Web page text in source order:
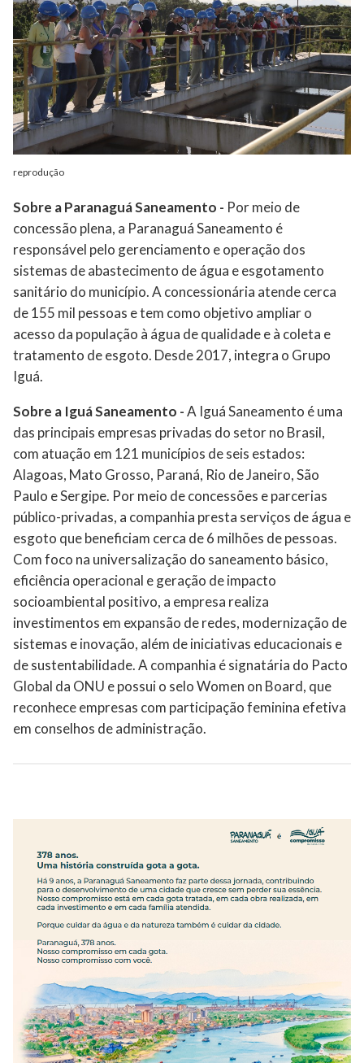
reprodução
Sobre a Paranaguá Saneamento - Por meio de
concessão plena, a Paranaguá Saneamento é
responsável pelo gerenciamento e operação dos
sistemas de abastecimento de água e esgotamento
sanitário do município. A concessionária atende cerca
de 155 mil pessoas e tem como objetivo ampliar o
acesso da população à água de qualidade e à coleta e
tratamento de esgoto. Desde 2017, integra o Grupo
Iguá.
Sobre a Iguá Saneamento -A Iguá Saneamento é uma
das principais empresas privadas do setor no Brasil,
com atuação em 121 municípios de seis estados:
Alagoas, Mato Grosso, Paraná, Rio de Janeiro, São
Paulo e Sergipe. Por meio de concessões e parcerias
público-privadas, a companhia presta serviços de água e
esgoto que beneficiam cerca de 6 milhões de pessoas.
Com foco na universalização do saneamento básico,
eficiência operacional e geração de impacto
socioambiental positivo, a empresa realiza
investimentos em expansão de redes, modernização de
sistemas e inovação, além de iniciativas educacionais e
de sustentabilidade. A companhia é signatária do Pacto
Global da ONU e possui o selo Women on Board, que
reconhece empresas com participação feminina efetiva
em conselhos de administração.